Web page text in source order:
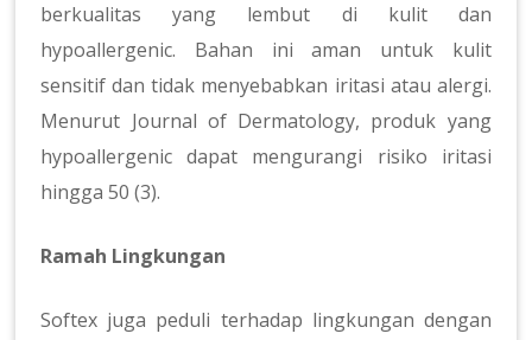
berkualitas yang lembut di kulit dan
hypoallergenic. Bahan ini aman untuk kulit
sensitif dan tidak menyebabkan iritasi atau alergi.
Menurut Journal of Dermatology, produk yang
hypoallergenic dapat mengurangi risiko iritasi
hingga 50 (3).
Ramah Lingkungan
Softex juga peduli terhadap lingkungan dengan